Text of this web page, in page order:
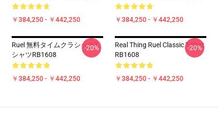
￥384,250 - ￥442,250 ￥384,250 - ￥442,250
Ruel 無料タイムクラシックT
シャツRB1608
￥384,250 - ￥442,250
-20%
Real Thing Ruel Classic T-Shirt
RB1608
￥384,250 - ￥442,250
-20%